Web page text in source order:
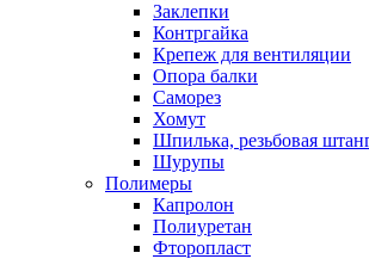
Заклепки
Контргайка
Крепеж для вентиляции
Опора балки
Саморез
Хомут
Шпилька, резьбовая
Шурупы
Полимеры
Капролон
Полиуретан
Фторопласт